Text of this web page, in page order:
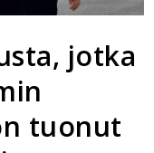
jotka
tuonut